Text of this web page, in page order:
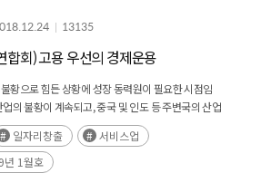
13135
회) 고용 우선의 경제운용
황으로 힘든 상황에 성장 동력원이 필요한 시점임
의 불황이 계속되고, 중국 및 인도 등 주변국의 산업
나라의 성장동력원이 절실해짐(후략)
일자리창출
서비스업
년 1월호